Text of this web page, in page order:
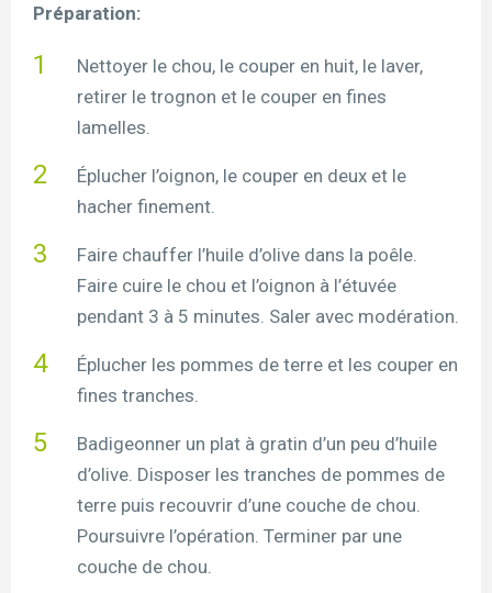
Préparation:
Nettoyer le chou, le couper en huit, le laver,
retirer le trognon et le couper en fines
lamelles.
Éplucher l’oignon, le couper en deux et le
hacher finement.
Faire chauffer l’huile d’olive dans la poêle.
Faire cuire le chou et l’oignon à l’étuvée
pendant 3 à 5 minutes. Saler avec modération.
Éplucher les pommes de terre et les couper en
fines tranches.
Badigeonner un plat à gratin d’un peu d’huile
d’olive. Disposer les tranches de pommes de
terre puis recouvrir d’une couche de chou.
Poursuivre l’opération. Terminer par une
couche de chou.